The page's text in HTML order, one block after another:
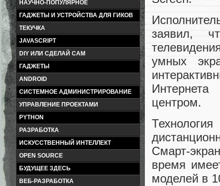
НАУЧНО-ПОПУЛЯРНОЕ
ГАДЖЕТЫ И УСТРОЙСТВА ДЛЯ ГИКОВ
ТЕКУЧКА
JAVASCRIPT
DIY ИЛИ СДЕЛАЙ САМ
ГАДЖЕТЫ
ANDROID
СИСТЕМНОЕ АДМИНИСТРИРОВАНИЕ
УПРАВЛЕНИЕ ПРОЕКТАМИ
PYTHON
РАЗРАБОТКА
ИСКУССТВЕННЫЙ ИНТЕЛЛЕКТ
OPEN SOURCE
БУДУЩЕЕ ЗДЕСЬ
ВЕБ-РАЗРАБОТКА
заявил,
умных
центром.
Смарт-
время
моделей в